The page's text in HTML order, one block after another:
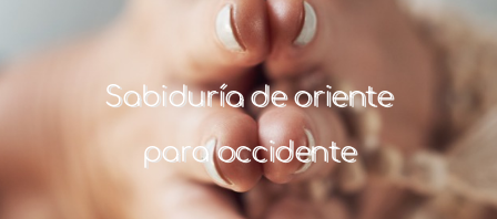
Sabiduría de oriente
para occidente